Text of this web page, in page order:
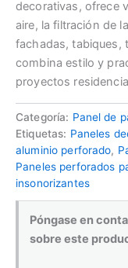
decorativas, ofrece
aire, la filtración de
fachadas, tabiques,
combina estilo y
proyectos
Categoría: Panel de
Etiquetas: Paneles
aluminio perforado,
Paneles perforados
insonorizantes
Póngase en
sobre este